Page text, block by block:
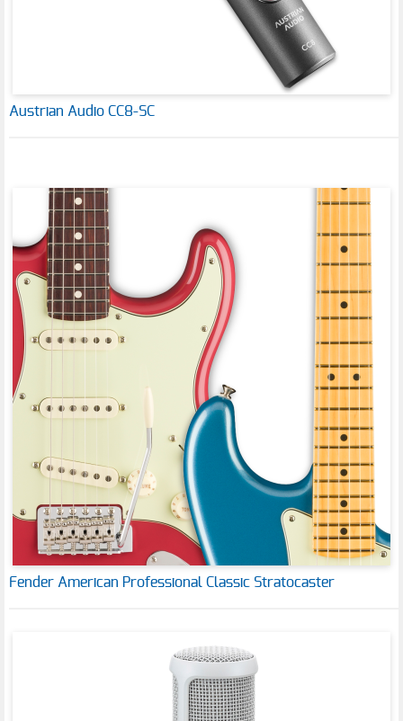
Austrian Audio CC8-SC
Fender American Professional Classic Stratocaster